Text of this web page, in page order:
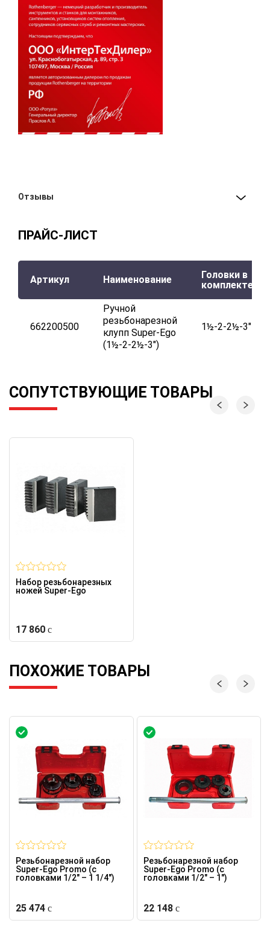
Отзывы
ПРАЙС-ЛИСТ
Артикул Наименование
Головки в
комплекте
662200500
Ручной
резьбонарезной
клупп Super-Ego
(1½-2-2½-3")
1½-2-2½-3"
СОПУТСТВУЮЩИЕ ТОВАРЫ
Набор резьбонарезных
ножей Super-Ego
17 860
ПОХОЖИЕ ТОВАРЫ
Резьбонарезной набор
Super-Ego Promo (с
головками 1/2" – 1 1/4")
25 474
Резьбонарезной набор
Super-Ego Promo (с
головками 1/2" – 1")
22 148